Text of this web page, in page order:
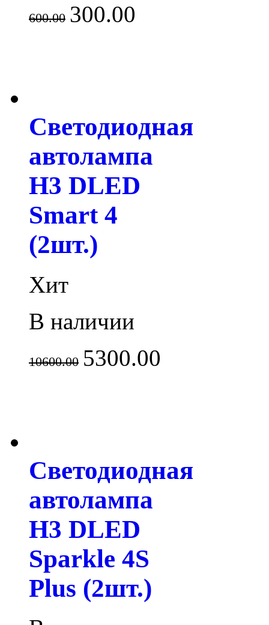
600.00 300.00
Светодиодная
автолампа
H3 DLED
Smart 4
(2шт.)
Хит
В наличии
10600.00 5300.00
Светодиодная
автолампа
H3 DLED
Sparkle 4S
Plus (2шт.)